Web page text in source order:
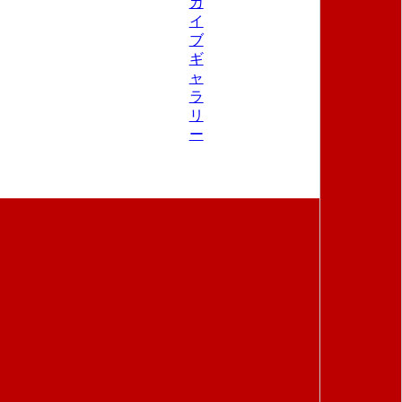
イ
ブ
ギ
ャ
ラ
リ
ー